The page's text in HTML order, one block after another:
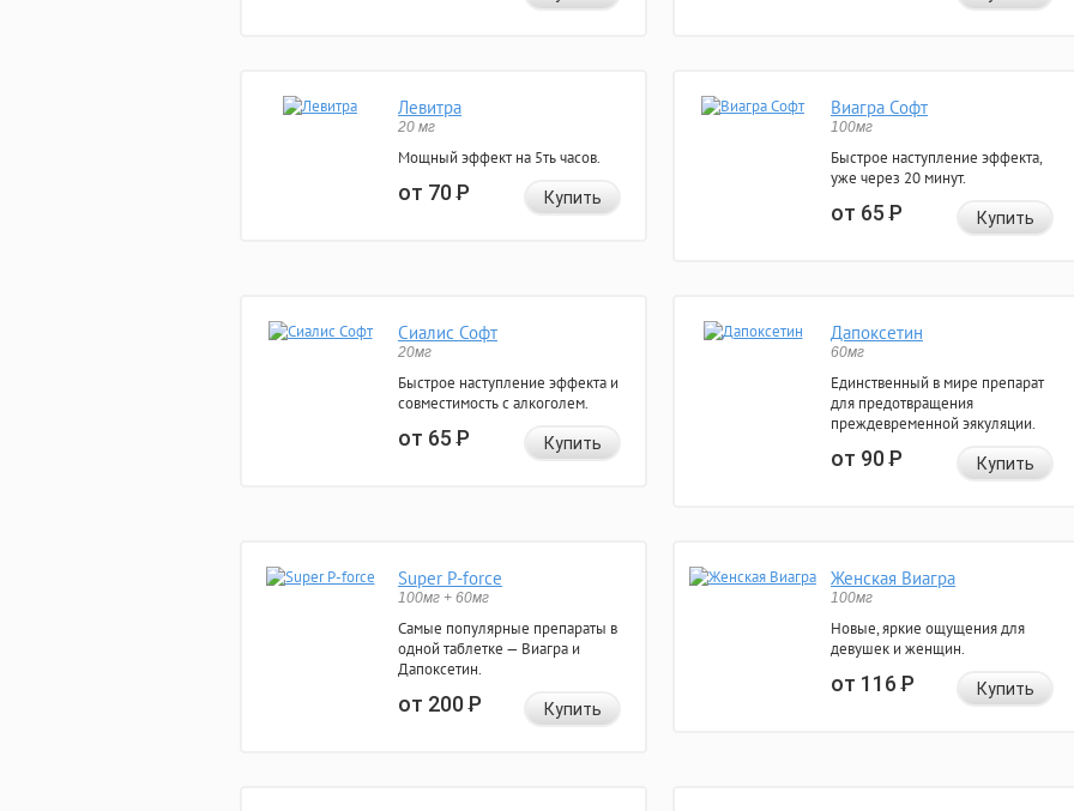
Левитра
20 мг
Мощный эффект на 5ть часов.
от 70Р Купить
Виагра Софт
100мг
Быстрое наступление эффекта,
уже через 20 минут.
от 65Р Купить
Сиалис Софт
20мг
Быстрое наступление эффекта и
совместимость с алкоголем.
от 65Р Купить
Дапоксетин
60мг
Единственный в мире препарат
для предотвращения
преждевременной эякуляции.
от 90Р Купить
Super P-force
100мг + 60мг
Самые популярные препараты в
одной таблетке — Виагра и
Дапоксетин.
от 200Р Купить
Женская Виагра
100мг
Новые, яркие ощущения для
девушек и женщин.
от 116Р Купить